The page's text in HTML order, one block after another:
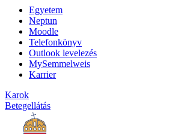
Egyetem
Neptun
Moodle
Telefonkönyv
Outlook levelezés
MySemmelweis
Karrier
Karok
Betegellátás